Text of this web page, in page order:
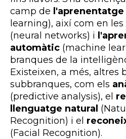
camp de
learning), així com en les
(neural networks) i
automàtic (machine
branques de la
Existeixen, a més, altres
subbranques, com els
(predictive analysis), el
llenguatge natural
Recognition) i el
(Facial Recognition).